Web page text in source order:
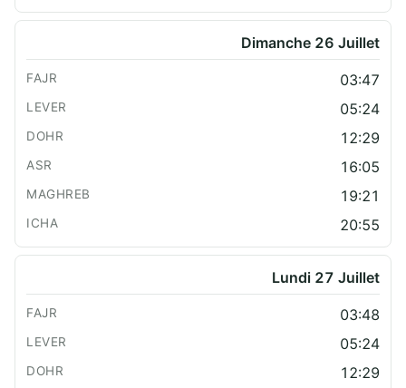
Dimanche 26 Juillet
03:47
05:24
12:29
16:05
19:21
20:55
Lundi 27 Juillet
03:48
05:24
12:29